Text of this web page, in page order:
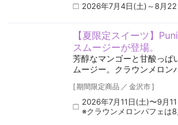
2026年7月4日(土)～8月
【夏限定スイーツ】
スムージーが登場。
芳醇なマンゴーと甘酸っぱ
ムージー。クラウンメロン
[期間限定商品 ／ 金沢市]
2026年7月11日(土)〜9月
※クラウンメロンパフェは